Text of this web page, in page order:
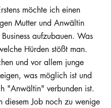
möchte ich einen
Mutter und Anwältin
aufzubauen. Was
Hürden stößt man.
und vor allem junge
was möglich ist und
"Anwältin" verbunden ist.
diesem Job noch zu wenige